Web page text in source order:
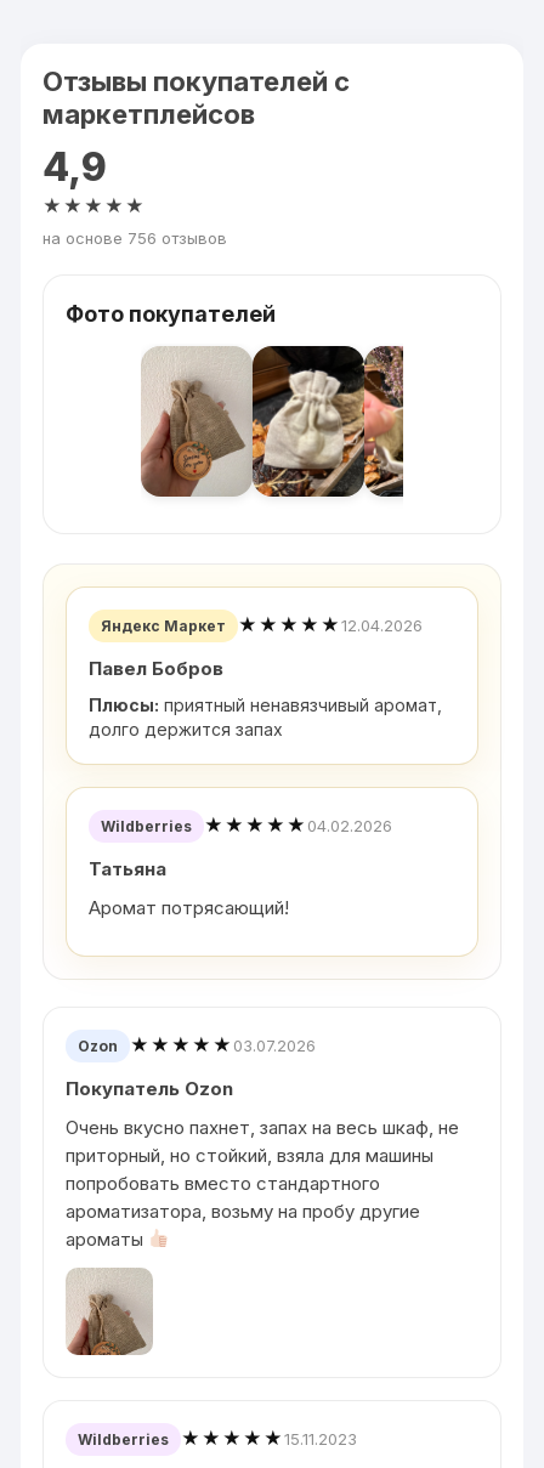
Отзывы покупателей с
маркетплейсов
4,9
★★★★★
на основе 756 отзывов
Фото покупателей
Яндекс Маркет ★★★★★12.04.2026
Павел Бобров
Плюсы: приятный ненавязчивый аромат,
долго держится запах
Wildberries ★★★★★ 04.02.2026
Татьяна
Аромат потрясающий!
Ozon ★★★★★ 03.07.2026
Покупатель Ozon
Очень вкусно пахнет, запах на весь шкаф, не
приторный, но стойкий, взяла для машины
попробовать вместо стандартного
ароматизатора, возьму на пробу другие
ароматы
Wildberries ★★★★★15.11.2023